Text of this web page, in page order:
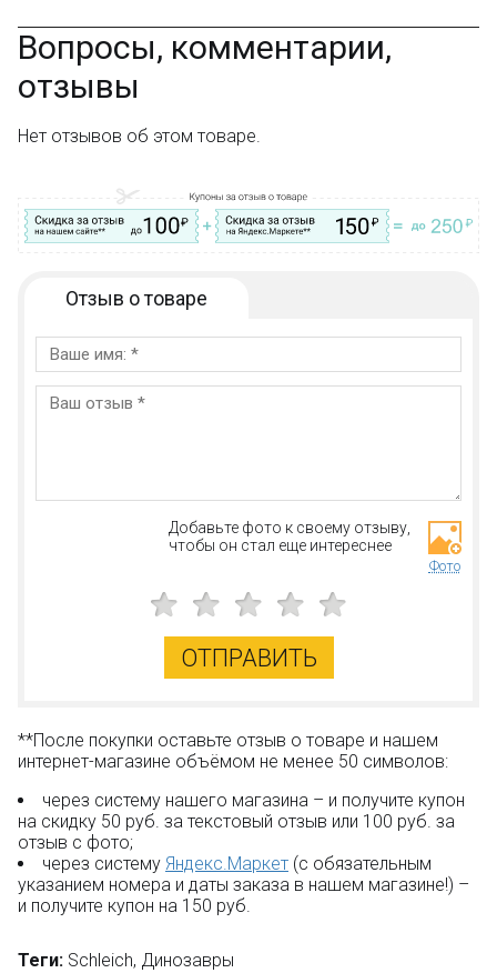
Вопросы, комментарии,
отзывы
Нет отзывов об этом товаре.
Отзыв о товаре
Добавьте фото к своему отзыву,
чтобы он стал еще интереснее
Фото
ОТПРАВИТЬ
**После покупки оставьте отзыв о товаре и нашем
интернет-магазине объёмом не менее 50 символов:
через систему нашего магазина – и получите купон
на скидку 50 руб. за текстовый отзыв или 100 руб. за
отзыв с фото;
через систему Яндекс.Маркет (с обязательным
указанием номера и даты заказа в нашем магазине!) –
и получите купон на 150 руб.
Теги: Schleich, Динозавры